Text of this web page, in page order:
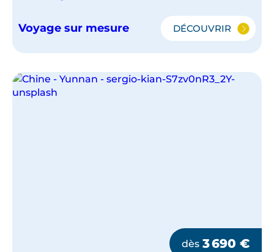
Voyage sur mesure DÉCOUVRIR
L'ESSENTIEL
CHINE
dès 3 690 €